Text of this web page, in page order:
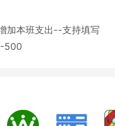
本班支出--支持填写
-500